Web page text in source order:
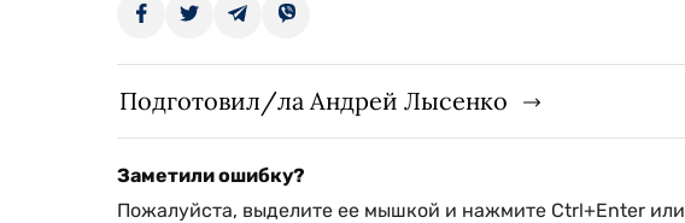
Подготовил/ла Андрей Лысенко
Заметили ошибку?
Пожалуйста, выделите ее мышкой и нажмите Ctrl+Enter или